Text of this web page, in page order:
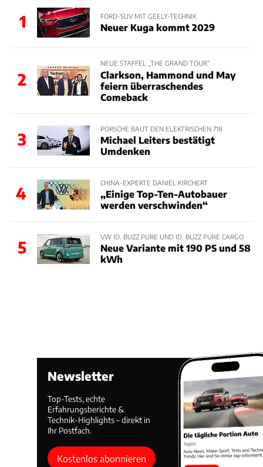
1 FORD-SUV MIT GEELY-TECHNIK
Neuer Kuga kommt 2029
2
NEUE STAFFEL „THE GRAND TOUR“
Clarkson, Hammond und May
feiern überraschendes
Comeback
3
PORSCHE BAUT DEN ELEKTRISCHEN 718
Michael Leiters bestätigt
Umdenken
4
CHINA-EXPERTE DANIEL KIRCHERT
„Einige Top-Ten-Autobauer
werden verschwinden“
5
VW ID. BUZZ PURE UND ID. BUZZ PURE CARGO
Neue Variante mit 190 PS und 58
kWh
Newsletter
Top-Tests, echte
Erfahrungsberichte &
Technik-Highlights – direkt in
Ihr Postfach.
Kostenlos abonnieren